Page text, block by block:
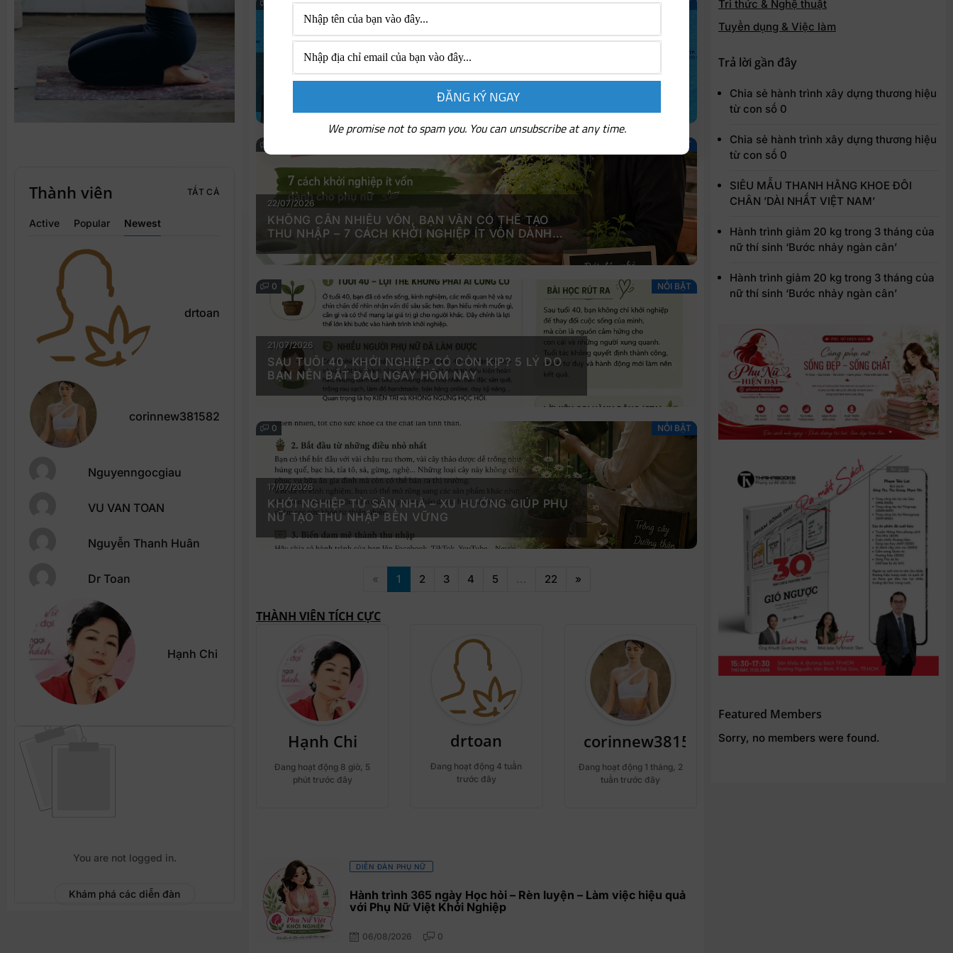
Thành viên TẤT CẢ
Active Popular Newest
drtoan
corinnew381582
Nguyenngocgiau
VU VAN TOAN
Nguyễn Thanh Huân
Dr Toan
Hạnh Chi
You are not logged in.
Khám phá các diễn đàn
NỔI BẬT
25/07/2026
DIỄN ĐÀN LOGISTICS KẾT NỐI CÁC KHU VỰC: “TÁI
CẤU TRÚC CHUỖI CUNG ỨNG TOÀN CẦU – NÂNG
CAO NĂNG LỰC CẠNH TRANH CỦA LOGISTICS VIỆT
NỔI BẬT
22/07/2026
KHÔNG CẦN NHIỀU VỐN, BẠN VẪN CÓ THỂ TẠO
THU NHẬP – 7 CÁCH KHỞI NGHIỆP ÍT VỐN DÀNH
0 NỔI BẬT
21/07/2026
SAU TUỔI 40, KHỞI NGHIỆP CÓ CÒN KỊP? 5 LÝ DO
BẠN NÊN BẮT ĐẦU NGAY HÔM NAY
0 NỔI BẬT
17/07/2026
KHỞI NGHIỆP TỪ SÂN NHÀ – XU HƯỚNG GIÚP PHỤ
NỮ TẠO THU NHẬP BỀN VỮNG
« 1 2 3 4 5 ... 22 »
THÀNH VIÊN TÍCH CỰC
Hạnh Chi
Đang hoạt động 8 giờ, 5
phút trước đây
drtoan
Đang hoạt động 4 tuần
trước đây
corinnew381582
Đang hoạt động 1 tháng, 2
tuần trước đây
DIỄN ĐÀN PHỤ NỮ
Hành trình 365 ngày Học hỏi – Rèn luyện – Làm việc hiệu quả
với Phụ Nữ Việt Khởi Nghiệp
06/08/2026 0
Tri thức & Nghệ thuật
Tuyển dụng & Việc làm
Trả lời gần đây
Chia sẻ hành trình xây dựng thương hiệu
từ con số 0
Chia sẻ hành trình xây dựng thương hiệu
từ con số 0
SIÊU MẪU THANH HẰNG KHOE ĐÔI
CHÂN ’DÀI NHẤT VIỆT NAM’
Hành trình giảm 20 kg trong 3 tháng của
nữ thí sinh ‘Bước nhảy ngàn cân’
Hành trình giảm 20 kg trong 3 tháng của
nữ thí sinh ‘Bước nhảy ngàn cân’
Featured Members
Sorry, no members were found.
We promise not to spam you. You can unsubscribe at any time.